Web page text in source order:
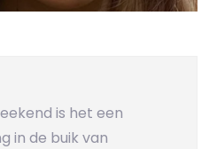
is het een
in de buik van